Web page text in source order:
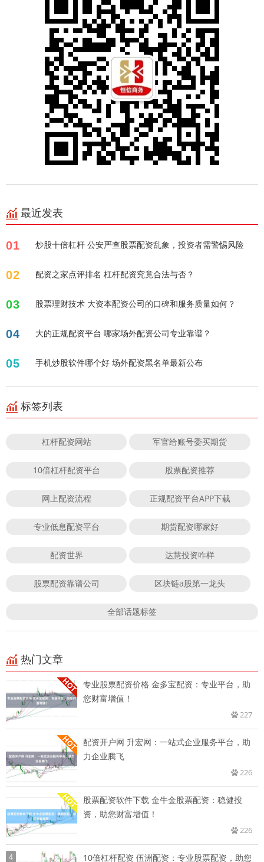
最近发表
01 炒股十倍杠杆 公安严查股票配资乱象，投资者需警惕风险
02 配资之家点评排名 杠杆配资究竟合法与否？
03 股票理财技术 大资本配资公司的口碑和服务质量如何？
04 大的正规配资平台 哪家场外配资公司专业靠谱？
05 手机炒股软件哪个好 场外配资黑名单最新公布
标签列表
杠杆配资网站 军官给账号委买期货
10倍杠杆配资平台 股票配资推荐
网上配资流程 正规配资平台APP下载
专业低息配资平台 期货配资哪家好
配资世界 达慧投资咋样
股票配资靠谱公司 区块链a股第一龙头
全部话题标签
热门文章
专业股票配资价格 金多宝配资：专业平台，助
您财富增值！
227
配资开户网 升宏网：一站式企业服务平台，助
力企业腾飞
226
股票配资软件下载 金牛金股票配资：稳健投
资，助您财富增值！
226
4 10倍杠杆配资 伍洲配资：专业股票配资，助您